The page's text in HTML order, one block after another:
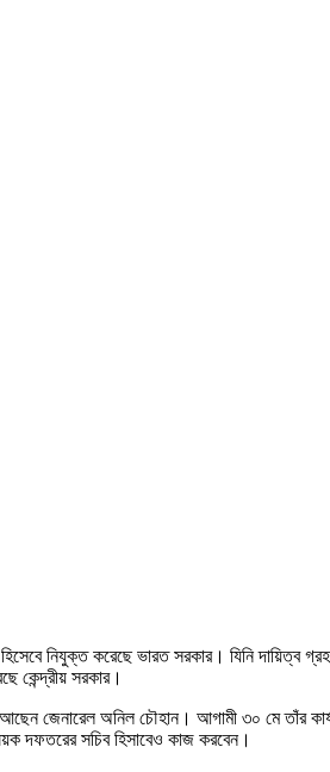
নিযুক্ত করেছে ভারত সরকার। যিনি দায়িত্ব
কেন্দ্রীয় সরকার।
আছেন জেনারেল অনিল চৌহান। আগামী ৩০ মে তাঁর
দফতরের সচিব হিসাবেও কাজ করবেন।